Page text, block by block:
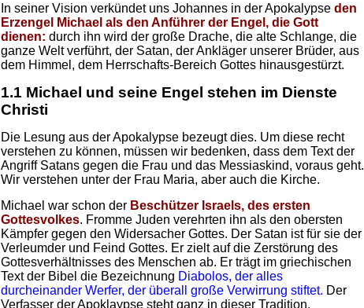
In seiner Vision verkündet uns Johannes in der Apokalypse den
Erzengel Michael als den Anführer der Engel, die Gott
dienen: durch ihn wird der große Drache, die alte Schlange, die
ganze Welt verführt, der Satan, der Ankläger unserer Brüder, aus
dem Himmel, dem Herrschafts-Bereich Gottes hinausgestürzt.
1.1 Michael und seine Engel stehen im Dienste
Christi
Die Lesung aus der Apokalypse bezeugt dies. Um diese recht
verstehen zu können, müssen wir bedenken, dass dem Text der
Angriff Satans gegen die Frau und das Messiaskind, voraus geht.
Wir verstehen unter der Frau Maria, aber auch die Kirche.
Michael war schon der Beschützer Israels, des ersten
Gottesvolkes. Fromme Juden verehrten ihn als den obersten
Kämpfer gegen den Widersacher Gottes. Der Satan ist für sie der
Verleumder und Feind Gottes. Er zielt auf die Zerstörung des
Gottesverhältnisses des Menschen ab. Er trägt im griechischen
Text der Bibel die Bezeichnung Diabolos, der alles
durcheinander Werfer, der überall große Verwirrung stiftet. Der
Verfasser der Apoklaypse steht ganz in dieser Tradition.